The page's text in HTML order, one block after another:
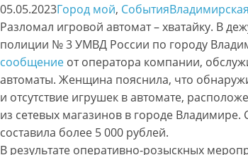
05.05.2023Город мой, События
Разломал игровой автомат – хватайку. В
полиции № 3 УМВД России по городу
сообщение от оператора компании,
автоматы. Женщина пояснила, что
и отсутствие игрушек в автомате,
из сетевых магазинов в городе
составила более 5 000 рублей.
В результате оперативно-розыскных